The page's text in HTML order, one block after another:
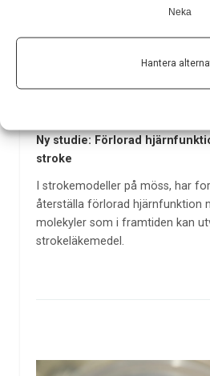
Neka
Hantera
Ny studie: Förlorad
stroke
I strokemodeller på möss, har
återställa förlorad hjärnfunktion
molekyler som i framtiden kan
strokeläkemedel. ­